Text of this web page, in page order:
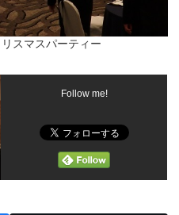
スマスパーティー
Follow me!